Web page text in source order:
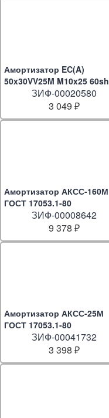
Амортизатор EC(A)
50x30VV25M M10x25 60sh
ЗИФ-00020580
3 049 ₽
Амортизатор АКСС-160М
ГОСТ 17053.1-80
ЗИФ-00008642
9 378 ₽
Амортизатор АКСС-25М
ГОСТ 17053.1-80
ЗИФ-00041732
3 398 ₽